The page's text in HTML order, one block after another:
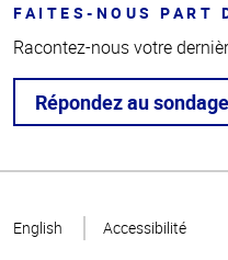
FAITES-NOUS PART
Racontez-nous votre
Répondez au sondage
page
English Accessibilité